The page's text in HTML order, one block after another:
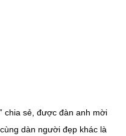
chia sẻ, được đàn anh mời
dàn người đẹp khác là